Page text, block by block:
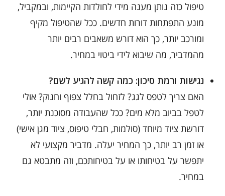
טיפול כזה נותן מענה מידי לחולדות הקיימות, ובמקביל,
מונע התפתחות דורות חדשים. ככל שהטיפול מקיף
ומורכב יותר, כך הוא דורש משאבים רבים יותר
מהמדביר, מה שיבוא לידי ביטוי במחיר.
נגישות ורמת סיכון: כמה קשה להגיע לשם?
האם צריך לטפס לגג? לזחול בחלל צפוף וחנוק? אולי
לטפל בביוב מלא מים? ככל שהעבודה מסוכנת יותר,
דורשת ציוד מיוחד (סולמות, חבלי טיפוס, ציוד מגן אישי)
או זמן רב יותר, כך המחיר יעלה. מדביר מקצועי לא
יתפשר על בטיחותו או על בטיחותכם, וזה מתבטא גם
במחיר.